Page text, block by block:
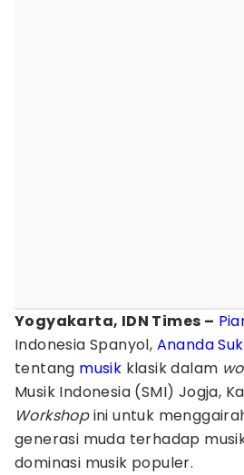
Yogyakarta, IDN Times –
Indonesia Spanyol, Ananda
tentang musik klasik dalam
Musik Indonesia (SMI) Jogja,
Workshopini untuk
generasi muda terhadap
dominasi musik populer.